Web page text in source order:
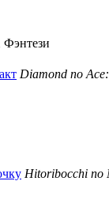
Diamond no
Hitoribocchi no